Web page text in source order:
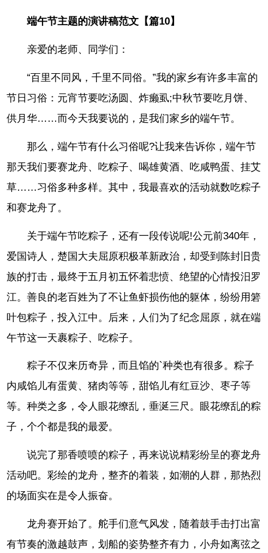
端午节主题的演讲稿范文【篇10】
亲爱的老师、同学们：
“百里不同风，千里不同俗。”我的家乡有许多丰富的
节日习俗：元宵节要吃汤圆、炸癞虱;中秋节要吃月饼、
供月华……而今天我要说的，是我们家乡的端午节。
那么，端午节有什么习俗呢?让我来告诉你，端午节
那天我们要赛龙舟、吃粽子、喝雄黄酒、吃咸鸭蛋、挂艾
草……习俗多种多样。其中，我最喜欢的活动就数吃粽子
和赛龙舟了。
关于端午节吃粽子，还有一段传说呢!公元前340年，
爱国诗人，楚国大夫屈原积极革新政治，却受到陈封旧贵
族的打击，最终于五月初五怀着悲愤、绝望的心情投汨罗
江。善良的老百姓为了不让鱼虾损伤他的躯体，纷纷用箬
叶包粽子，投入江中。后来，人们为了纪念屈原，就在端
午节这一天裹粽子、吃粽子。
粽子不仅来历奇异，而且馅的`种类也有很多。粽子
内咸馅儿有蛋黄、猪肉等等，甜馅儿有红豆沙、枣子等
等。种类之多，令人眼花缭乱，垂涎三尺。眼花缭乱的粽
子，个个都是我的最爱。
说完了那香喷喷的粽子，再来说说精彩纷呈的赛龙舟
活动吧。彩绘的龙舟，整齐的着装，如潮的人群，那热烈
的场面实在是令人振奋。
龙舟赛开始了。舵手们意气风发，随着鼓手击打出富
有节奏的激越鼓声，划船的姿势整齐有力，小舟如离弦之